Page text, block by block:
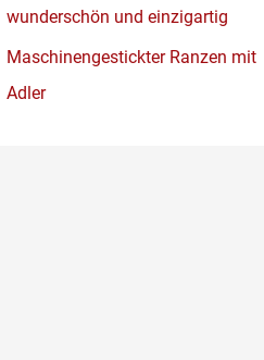
wunderschön und einzigartig
Maschinengestickter Ranzen mit
Adler